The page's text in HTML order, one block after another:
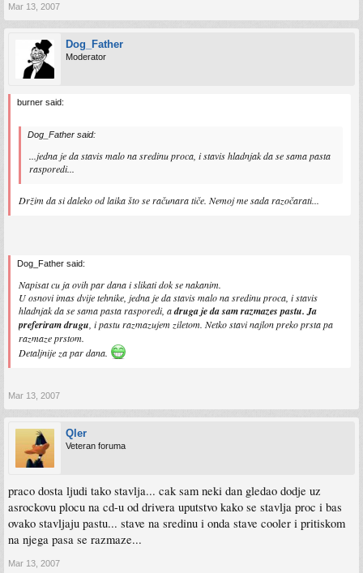
Mar 13, 2007
Dog_Father
Moderator
burner said:
Dog_Father said:
...jedna je da stavis malo na sredinu proca, i stavis hladnjak da se sama pasta
rasporedi...
Držim da si daleko od laika što se računara tiče. Nemoj me sada razočarati...
Dog_Father said:
Napisat cu ja ovih par dana i slikati dok se nakanim.
U osnovi imas dvije tehnike, jedna je da stavis malo na sredinu proca, i stavis
hladnjak da se sama pasta rasporedi, adruga je da sam razmazes pastu. Ja
preferiram drugu , i pastu razmazujem ziletom. Netko stavi najlon preko prsta pa
razmaze prstom.
Detaljnije za par dana.
Mar 13, 2007
Qler
Veteran foruma
praco dosta ljudi tako stavlja... cak sam neki dan gledao dodje uz
asrockovu plocu na cd-u od drivera uputstvo kako se stavlja proc i bas
ovako stavljaju pastu... stave na sredinu i onda stave cooler i pritiskom
na njega pasa se razmaze...
Mar 13, 2007